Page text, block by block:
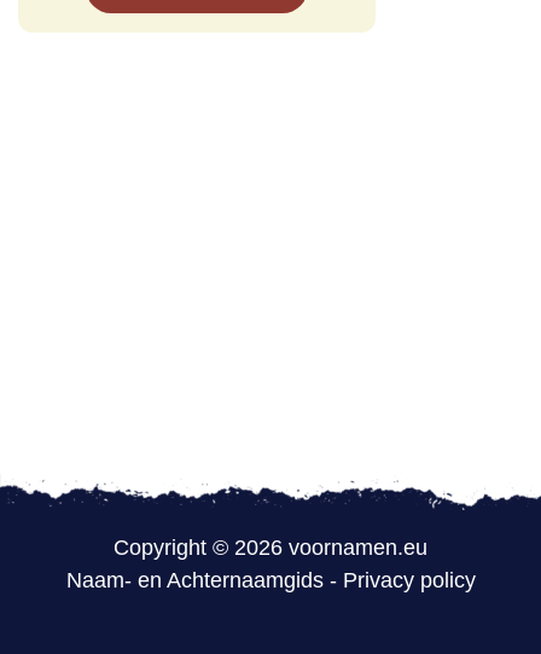
Copyright © 2026 voornamen.eu
Naam- en Achternaamgids- Privacy policy